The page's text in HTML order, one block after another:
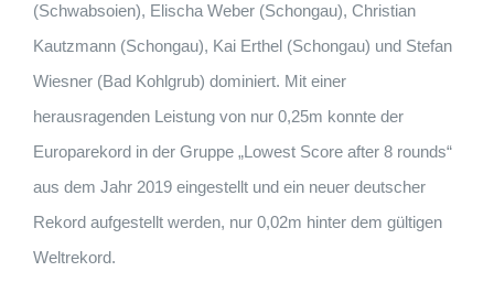
(Schwabsoien), Elischa Weber (Schongau), Christian
Kautzmann (Schongau), Kai Erthel (Schongau) und Stefan
Wiesner (Bad Kohlgrub) dominiert. Mit einer
herausragenden Leistung von nur 0,25m konnte der
Europarekord in der Gruppe „Lowest Score after 8 rounds“
aus dem Jahr 2019 eingestellt und ein neuer deutscher
Rekord aufgestellt werden, nur 0,02m hinter dem gültigen
Weltrekord.